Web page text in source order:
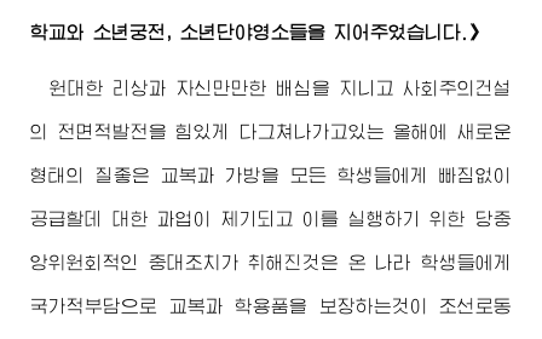
학교와 소년궁전, 소년단야영소들을 지어주었습니다.》
원대한 리상과 자신만만한 배심을 지니고 사회주의건설
의 전면적발전을 힘있게 다그쳐나가고있는 올해에 새로운
형태의 질좋은 교복과 가방을 모든 학생들에게 빠짐없이
공급할데 대한 과업이 제기되고 이를 실행하기 위한 당중
앙위원회적인 중대조치가 취해진것은 온 나라 학생들에게
국가적부담으로 교복과 학용품을 보장하는것이 조선로동